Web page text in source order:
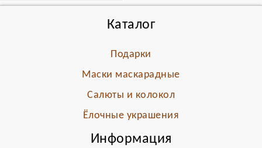
Каталог
Подарки
Маски маскарадные
Салюты и колокол
Ёлочные украшения
Информация